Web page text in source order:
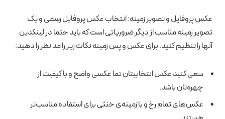
عکس پروفایل و تصویر زمینه: انتخاب عکس پروفایل رسمی و یک
تصویر زمینه مناسب از دیگر ضروریاتی است که باید حتما در لینکدین
آنها را تنظیم کنید. برای عکس و پس زمینه نکات زیر را مد نظر را دهید:
سعی کنید عکس انتخابیتان تما عکسی واضح و با کیفیت از
چهره‌تان باشد.
عکس‌های تمام رخ و با زمینه‌ی خنثی برای استفاده مناسب‌تر